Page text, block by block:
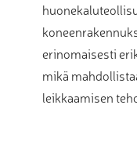
erinomaisesti
mikä
leikkaamisen